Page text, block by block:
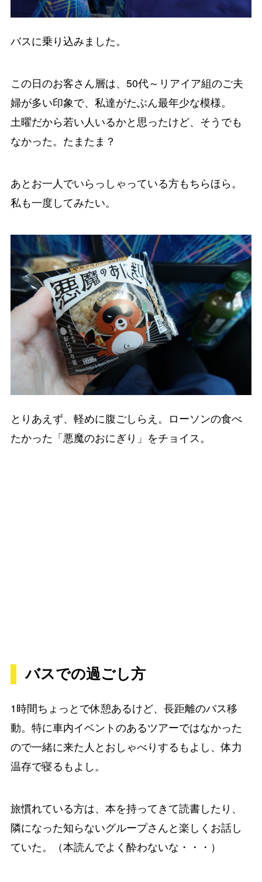
バスに乗り込みました。
この日のお客さん層は、50代～リアイア組のご夫
婦が多い印象で、私達がたぶん最年少な模様。
土曜だから若い人いるかと思ったけど、そうでも
なかった。たまたま？
あとお一人でいらっしゃっている方もちらほら。
私も一度してみたい。
とりあえず、軽めに腹ごしらえ。ローソンの食べ
たかった「悪魔のおにぎり」をチョイス。
バスでの過ごし方
1時間ちょっとで休憩あるけど、長距離のバス移
動。特に車内イベントのあるツアーではなかった
ので一緒に来た人とおしゃべりするもよし、体力
温存で寝るもよし。
旅慣れている方は、本を持ってきて読書したり、
隣になった知らないグループさんと楽しくお話し
ていた。（本読んでよく酔わないな・・・）